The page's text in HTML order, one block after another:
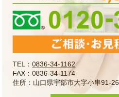
TEL：0836-34-1162
FAX：0836-34-1174
住所：山口県宇部市大字小串91-26